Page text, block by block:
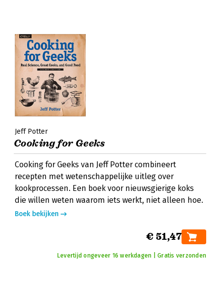
Jeff Potter
Cooking for Geeks
Cooking for Geeks van Jeff Potter combineert
recepten met wetenschappelijke uitleg over
kookprocessen. Een boek voor nieuwsgierige koks
die willen weten waarom iets werkt, niet alleen hoe.
Boek bekijken
€ 51,47
Levertijd ongeveer 16 werkdagen | Gratis verzonden